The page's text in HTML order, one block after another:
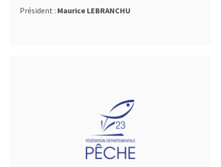
Président : Maurice LEBRANCHU